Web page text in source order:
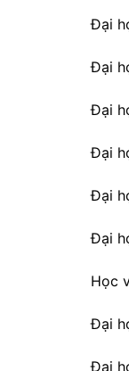
Đại
Đại
Đại
Đại
Đại
Đại
Học
Đại
Đại